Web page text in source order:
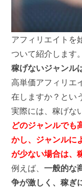
アフィリエイトを
ついて紹介します。
稼げないジャンル
高単価アフィリエ
在しますか？とい
実際には、稼げな
どのジャンルでも
かし、ジャンルに
が少ない場合は、
例えば、一般的な
争が激しく、稼ぎ